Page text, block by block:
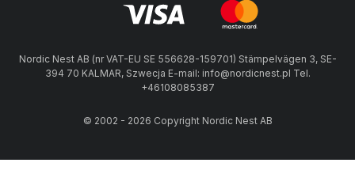
Nordic Nest AB (nr VAT-EU SE 556628-159701) Stämpelvägen 3, SE-
394 70 KALMAR, Szwecja E-mail: info@nordicnest.pl Tel.
+46108085387
© 2002 - 2026 Copyright Nordic Nest AB